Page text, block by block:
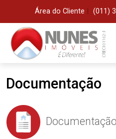
Área do Cliente (011)
Documentação